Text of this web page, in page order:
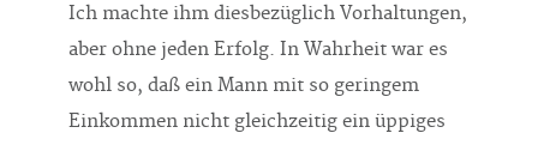
Ich machte ihm diesbezüglich Vorhaltungen,
aber ohne jeden Erfolg. In Wahrheit war es
wohl so, daß ein Mann mit so geringem
Einkommen nicht gleichzeitig ein üppiges